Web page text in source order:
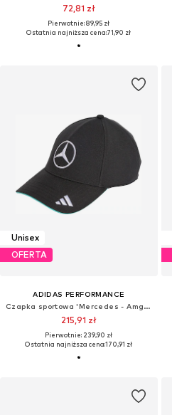
72,81 zł
Pierwotnie: 89,95 zł
Ostatnia najniższa cena:71,90 zł
Unisex
OFERTA
ADIDAS PERFORMANCE
Czapka sportowa 'Mercedes - Amg Petronas Formula 1 Team Driver'
215,91 zł
Pierwotnie: 239,90 zł
Ostatnia najniższa cena:170,91 zł